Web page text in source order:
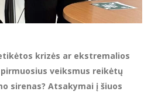
krizės ar ekstremalios
veiksmus reikėtų
sirenas? Atsakymai į šiuos